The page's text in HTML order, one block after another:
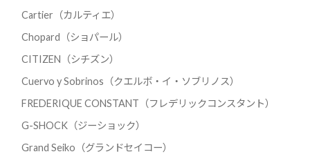
Cartier（カルティエ）
Chopard（ショパール）
CITIZEN（シチズン）
Cuervo y Sobrinos（クエルボ・イ・ソブリノス）
FREDERIQUE CONSTANT（フレデリックコンスタント）
G-SHOCK（ジーショック）
Grand Seiko（グランドセイコー）